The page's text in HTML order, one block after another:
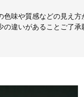
味や質感などの見え方
違いがあることご了承